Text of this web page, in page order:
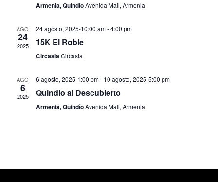
Armenia, QuindíoAvenida Mall, Armenia
AGO
24
2025
24 agosto, 2025-10:00 am-4:00 pm
15K El Roble
CircasiaCircasia
AGO
6
2025
6 agosto, 2025-1:00 pm- 10 agosto, 2025-5:00 pm
Quindio al Descubierto
Armenia, QuindíoAvenida Mall, Armenia